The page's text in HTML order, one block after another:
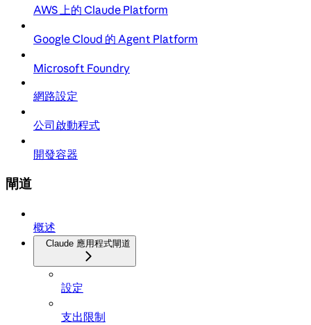
AWS 上的 Claude Platform
Google Cloud 的 Agent Platform
Microsoft Foundry
網路設定
公司啟動程式
開發容器
閘道
概述
Claude 應用程式閘道
設定
支出限制